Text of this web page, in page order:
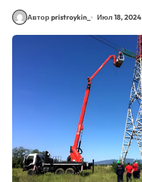
Автор pristroykin_ Июл 18, 2024